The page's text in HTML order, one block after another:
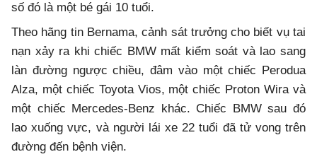
số đó là một bé gái 10 tuổi.
Theo hãng tin Bernama, cảnh sát trưởng cho biết vụ tai
nạn xảy ra khi chiếc BMW mất kiểm soát và lao sang
làn đường ngược chiều, đâm vào một chiếc Perodua
Alza, một chiếc Toyota Vios, một chiếc Proton Wira và
một chiếc Mercedes-Benz khác. Chiếc BMW sau đó
lao xuống vực, và người lái xe 22 tuổi đã tử vong trên
đường đến bệnh viện.